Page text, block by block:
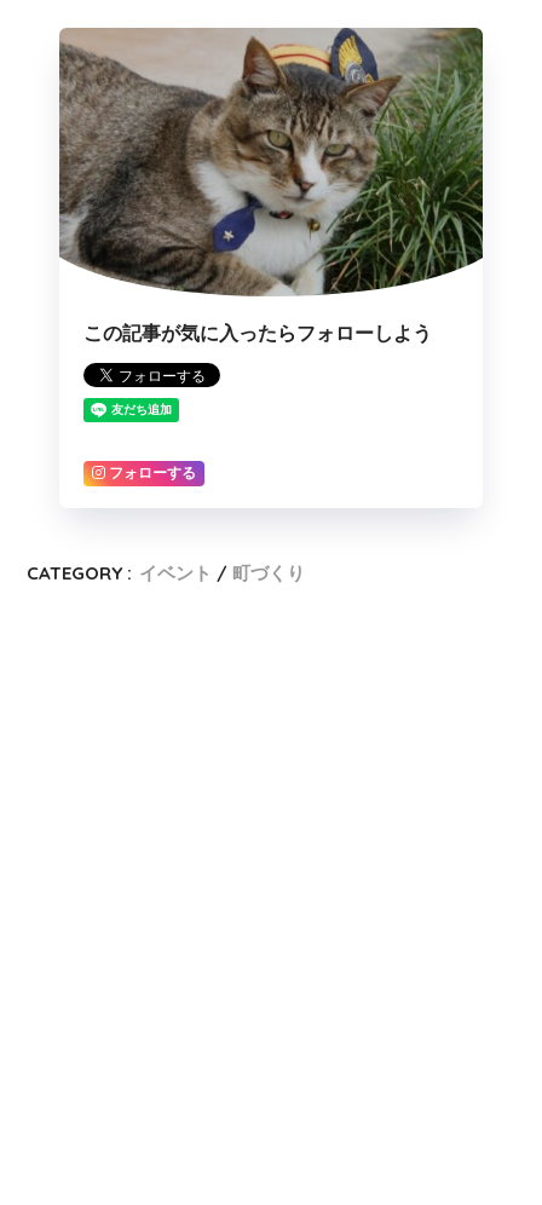
この記事が気に入ったらフォローしよう
フォローする
CATEGORY : イベント 町づくり